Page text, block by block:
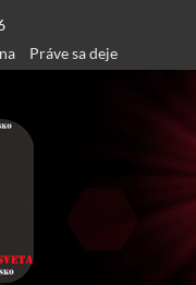
Práve sa deje